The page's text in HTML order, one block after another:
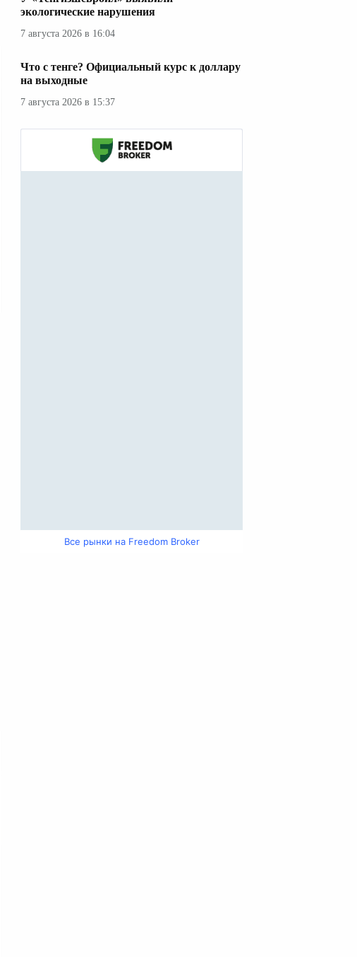
экологические нарушения
7 августа 2026 в 16:04
Что с тенге? Официальный курс к доллару
на выходные
7 августа 2026 в 15:37
Все рынки на Freedom Broker